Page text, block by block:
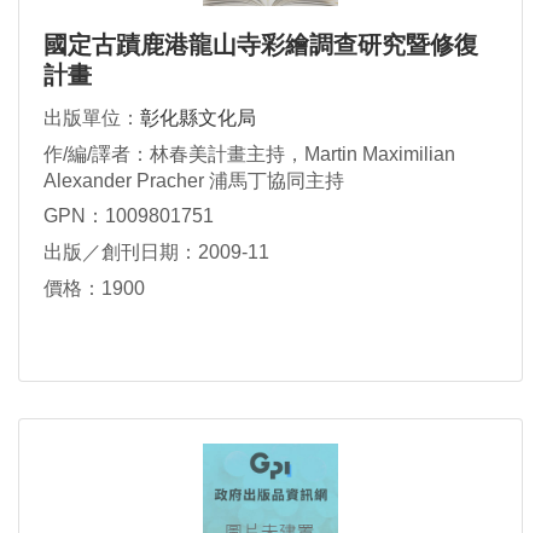
國定古蹟鹿港龍山寺彩繪調查研究暨修復
計畫
出版單位： 彰化縣文化局
作/編/譯者：林春美計畫主持，Martin Maximilian
Alexander Pracher 浦馬丁協同主持
GPN：1009801751
出版／創刊日期：2009-11
價格：1900